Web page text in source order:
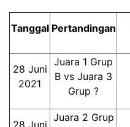
Tanggal Pertandingan
28 Juni
2021
Juara 1 Grup
B vs Juara 3
Grup ?
28 Juni
Juara 2 Grup